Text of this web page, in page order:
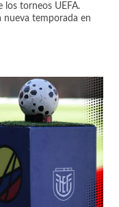
los torneos UEFA.
nueva temporada en